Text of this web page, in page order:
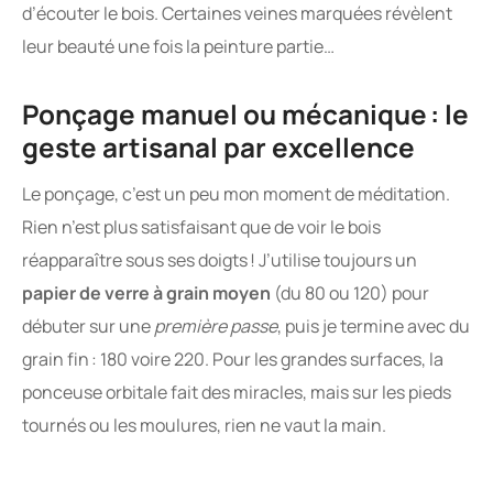
d’écouter le bois. Certaines veines marquées révèlent
leur beauté une fois la peinture partie…
Ponçage manuel ou mécanique : le
geste artisanal par excellence
Le ponçage, c’est un peu mon moment de méditation.
Rien n’est plus satisfaisant que de voir le bois
réapparaître sous ses doigts ! J’utilise toujours un
papier de verre à grain moyen (du 80 ou 120) pour
débuter sur unepremière passe, puis je termine avec du
grain fin : 180 voire 220. Pour les grandes surfaces, la
ponceuse orbitale fait des miracles, mais sur les pieds
tournés ou les moulures, rien ne vaut la main.